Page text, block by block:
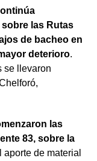
las Rutas
de bacheo en
deterioro.
se llevaron
las
83, sobre la
de material